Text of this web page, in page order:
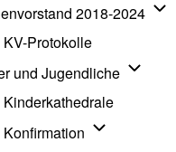
2018-2024
KV-Protokolle
und Jugendliche
Kinderkathedrale
Konfirmation